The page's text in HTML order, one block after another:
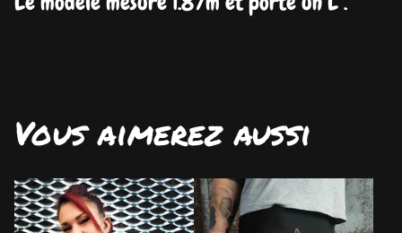
Vous aimerez aussi
DISPO DISPO